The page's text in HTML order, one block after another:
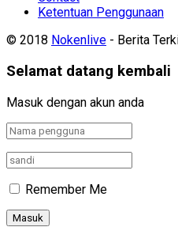
Ketentuan Penggunaan
© 2018 Nokenlive - Berita
Selamat datang kembali
Masuk dengan akun anda
Remember Me